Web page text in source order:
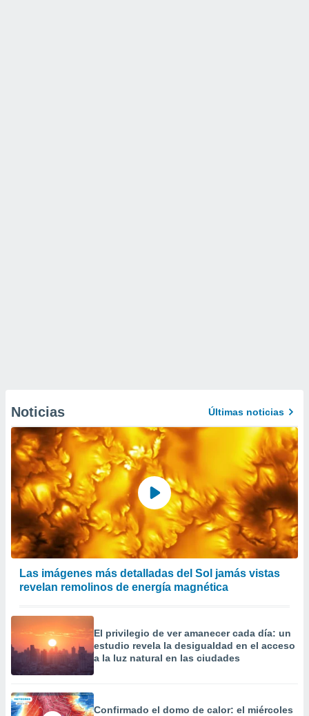
Noticias Últimas noticias
Las imágenes más detalladas del Sol jamás vistas
revelan remolinos de energía magnética
El privilegio de ver amanecer cada día: un
estudio revela la desigualdad en el acceso
a la luz natural en las ciudades
Confirmado el domo de calor: el miércoles